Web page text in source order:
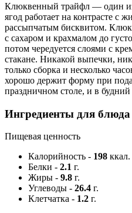
Клюквенный трайфл — один из
ягод работает на контрасте с
рассыпчатым бисквитом.
с сахаром и крахмалом до
потом чередуется слоями с
стакане. Никакой выпечки,
только сборка и несколько
хорошо держит форму при
праздничном столе, и в будний
Ингредиенты для блюда
Пищевая ценность
Калорийность - 198 ккал.
Белки - 2.1 г.
Жиры - 9.8 г.
Углеводы - 26.4 г.
Клетчатка - 1.2 г.